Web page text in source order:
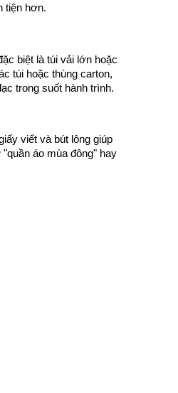
tiện hơn.
biệt là túi vải lớn hoặc
túi hoặc thùng carton,
trong suốt hành trình.
viết và bút lông giúp
áo mùa đông" hay